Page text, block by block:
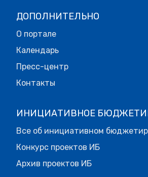
ДОПОЛНИТЕЛЬНО
О портале
Календарь
Пресс-центр
Контакты
ИНИЦИАТИВНОЕ
Все об инициативном
Конкурс проектов ИБ
Архив проектов ИБ